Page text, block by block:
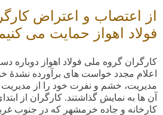
از اعتصاب و اعتراض
فولاد اهواز حمایت می
کارگران گروه ملی فولاد اهواز دوباره
اعلام مجدد خواست های برآورده نشدۀ
مدیریت، خشم و نفرت خود را از
آن ها به نمایش گذاشتند. کارگران از
کارخانه و جاده خرمشهر که در جنوب